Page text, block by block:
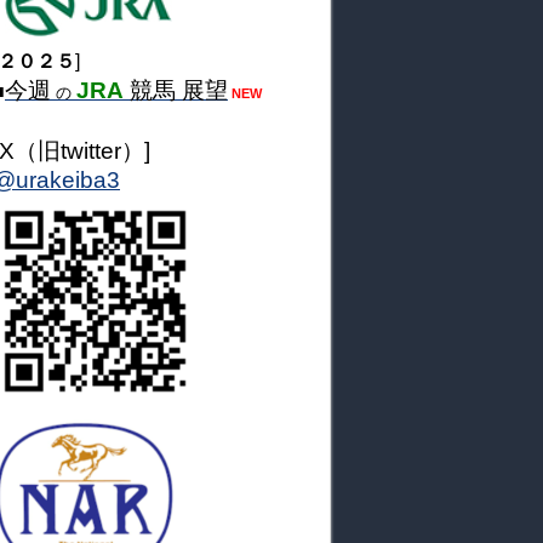
０２５]
今週 の JRA 競馬 展望 NEW
（旧twitter）]